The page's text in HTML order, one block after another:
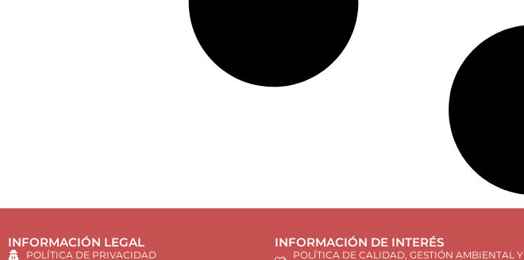
INFORMACIÓN LEGAL
POLÍTICA DE PRIVACIDAD
INFORMACIÓN DE INTERÉS
POLÍTICA DE CALIDAD, GESTIÓN AMBIENTAL Y